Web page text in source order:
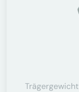
Trägergewicht